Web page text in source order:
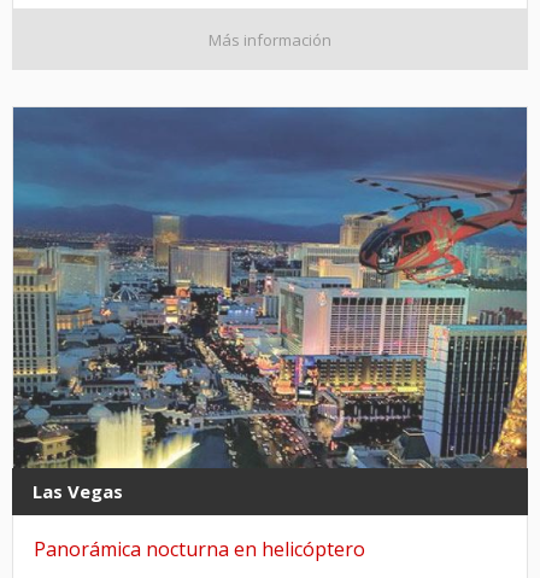
Más información
Las Vegas
Panorámica nocturna en helicóptero